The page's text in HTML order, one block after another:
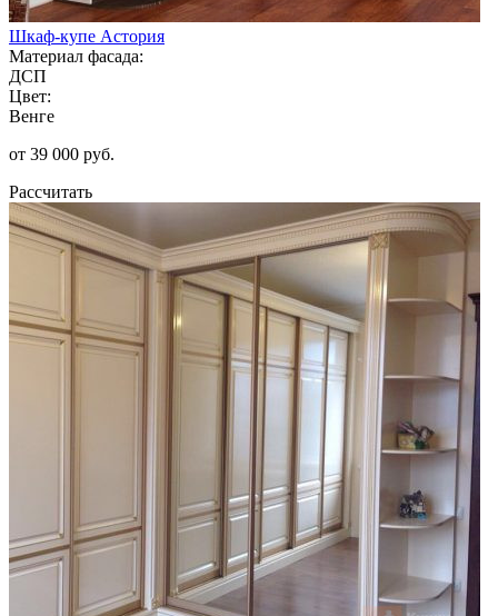
Шкаф-купе Астория
Материал фасада:
ДСП
Цвет:
Венге
от 39 000 руб.
Рассчитать